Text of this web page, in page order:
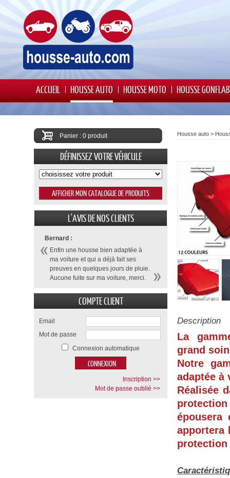
ACCUEIL HOUSSE AUTO HOUSSE MOTO HOUSSE
Housse auto >
Description
La
grand
Notre
adaptée à
Réalisée
épousera
apportera
protection
Panier : 0 produit
DÉFINISSEZ VOTRE VÉHICULE
L'AVIS DE NOS CLIENTS
Bernard :
Enfin une housse bien adaptée à
ma voiture et qui a déjà fait ses
preuves en quelques jours de pluie.
Aucune fuite sur ma voiture, merci.
COMPTE CLIENT
Email
Mot de passe
Connexion automatique
Inscription >>
Mot de passe oublié >>